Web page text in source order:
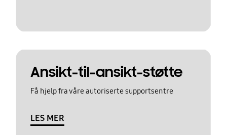
Ansikt-til-ansikt-støtte
Få hjelp fra våre autoriserte supportsentre
LES MER